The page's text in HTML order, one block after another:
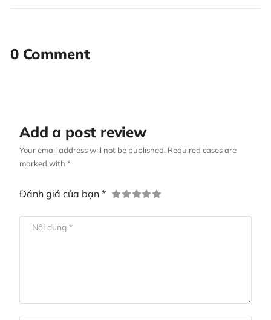
0 Comment
Add a post review
Your email address will not be published. Required cases are
marked with *
Đánh giá của bạn *